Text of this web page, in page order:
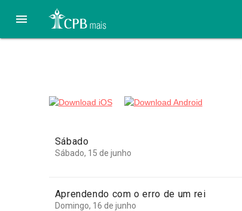

Sábado
Sábado, 15 de junho
Aprendendo com o erro de um rei
Domingo, 16 de junho